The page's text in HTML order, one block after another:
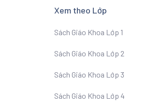
Xem theo Lớp
Sách Giáo Khoa Lớp 1
Sách Giáo Khoa Lớp 2
Sách Giáo Khoa Lớp 3
Sách Giáo Khoa Lớp 4